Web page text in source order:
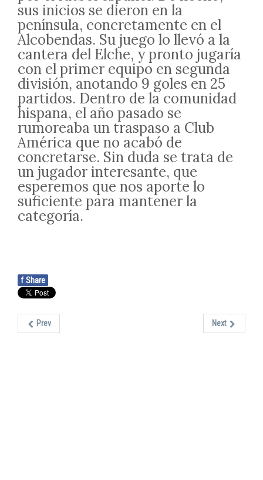
sus inicios se dieron en la
península, concretamente en el
Alcobendas. Su juego lo llevó a la
cantera del Elche, y pronto jugaría
con el primer equipo en segunda
división, anotando 9 goles en 25
partidos. Dentro de la comunidad
hispana, el año pasado se
rumoreaba un traspaso a Club
América que no acabó de
concretarse. Sin duda se trata de
un jugador interesante, que
esperemos que nos aporte lo
suficiente para mantener la
categoría.
f Share
Prev Next